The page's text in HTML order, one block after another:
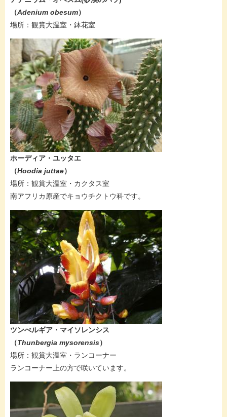
（Adenium obesum​）
​場所：観賞大温室・鉢花室
​​​​ホーディア・ユッタエ
（Hoodia juttae​）
場所：​観賞大温室・カクタス室
​​南アフリカ原産でキョウチクトウ科です。
​​​​ツンべルギア・マイソレンシス​
（Thunbergia mysorensis​）
​場所：観賞大温室・ランコーナー
ランコーナー上の方で咲いています。